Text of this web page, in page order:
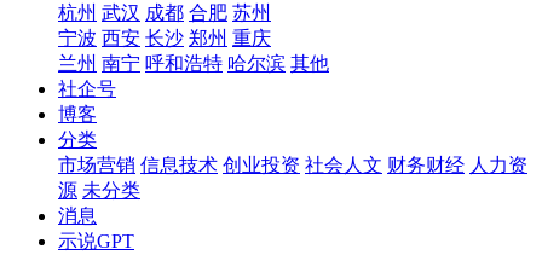
杭州 武汉 成都 合肥 苏州
宁波 西安 长沙 郑州 重庆
兰州 南宁 呼和浩特 哈尔滨 其他
社企号
博客
分类
市场营销 信息技术 创业投资 社会人文 财务财经 人力资
源 未分类
消息
示说GPT